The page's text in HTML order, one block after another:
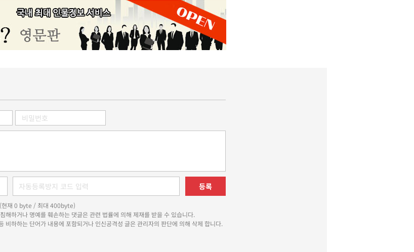
등록
(현재 0 byte / 최대 400byte)
해하거나 명예를 훼손하는 댓글은 관련 법률에 의해 제재를 받을 수 있습니다.
비하하는 단어가 내용에 포함되거나 인신공격성 글은 관리자의 판단에 의해 삭제 합니다.